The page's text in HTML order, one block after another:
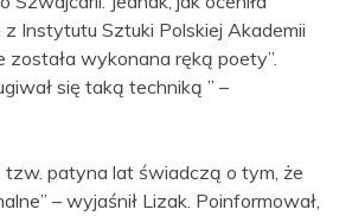
Instytutu Sztuki Polskiej Akademii
została wykonana ręką poety”.
się taką techniką ” –
tzw. patyna lat świadczą o tym, że
– wyjaśnił Lizak. Poinformował,